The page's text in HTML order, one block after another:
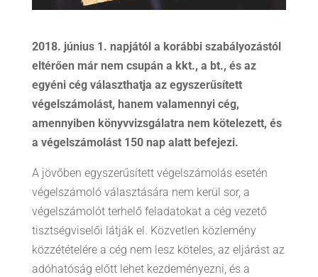
2018. június 1. napjától a korábbi szabályozástól
eltérően már nem csupán a kkt., a bt., és az
egyéni cég választhatja az egyszerűsített
végelszámolást, hanem valamennyi cég,
amennyiben könyvvizsgálatra nem kötelezett, és
a végelszámolást 150 nap alatt befejezi.
A jövőben egyszerűsített végelszámolás esetén
végelszámoló választására nem kerül sor, a
végelszámolót terhelő feladatokat a cég vezető
tisztségviselői látják el. Közvetlen közlemény
közzétételére a cég nem lesz köteles, az eljárást az
adóhatóság előtt lehet kezdeményezni, és a